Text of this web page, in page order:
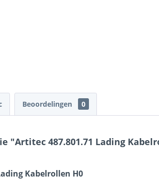
Beoordelingen 0
"Artitec 487.801.71 Lading
Kabelrollen H0